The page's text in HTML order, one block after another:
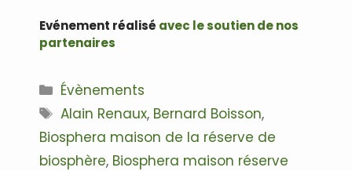
Evénement réalisé avec le soutien de nos
partenaires
Catégories
Évènements
Étiquettes
Alain Renaux, Bernard Boisson,
Biosphera maison de la réserve de
biosphère, Biosphera maison réserve